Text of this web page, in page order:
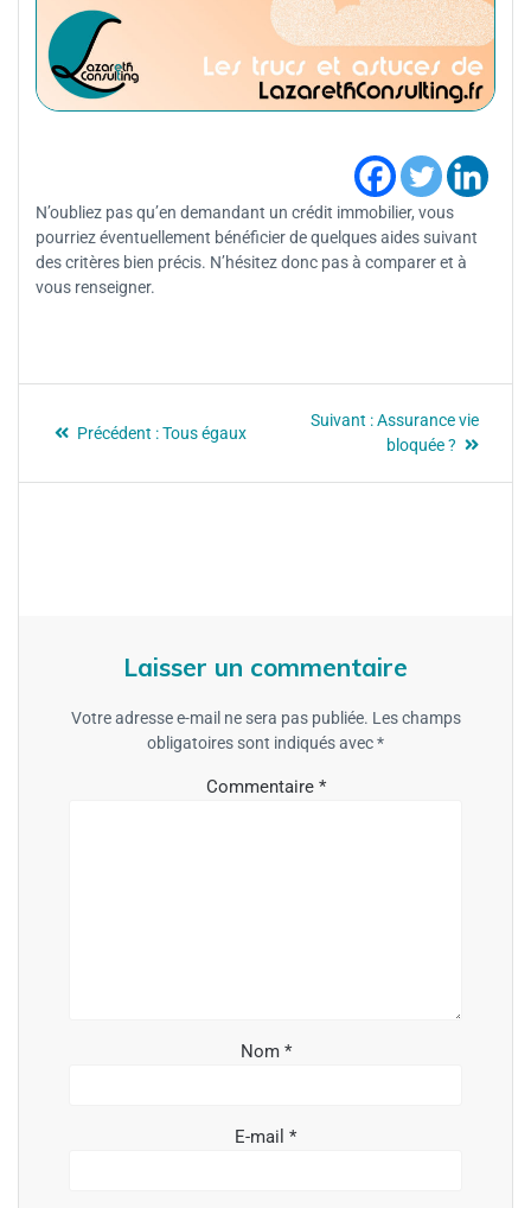
N’oubliez pas qu’en demandant un crédit immobilier, vous
pourriez éventuellement bénéficier de quelques aides suivant
des critères bien précis. N’hésitez donc pas à comparer et à
vous renseigner.
Précédent : Tous égaux
Suivant :Assurance vie
bloquée ?
Laisser un commentaire
Votre adresse e-mail ne sera pas publiée. Les champs
obligatoires sont indiqués avec*
Commentaire *
Nom *
E-mail *